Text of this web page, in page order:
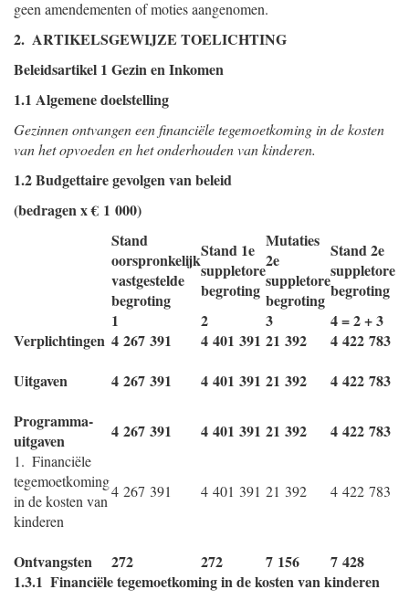
geen amendementen of moties aangenomen.
2. ARTIKELSGEWIJZE TOELICHTING
Beleidsartikel 1 Gezin en Inkomen
1.1 Algemene doelstelling
Gezinnen ontvangen een financiële tegemoetkoming in de kosten
van het opvoeden en het onderhouden van kinderen.
1.2 Budgettaire gevolgen van beleid
(bedragen x € 1 000)
Stand
oorspronkelijk
vastgestelde
begroting
Stand 1e
suppletore
begroting
Mutaties
2e
suppletore
begroting
Stand 2e
suppletore
begroting
1
2 3
4 = 2 + 3
Verplichtingen 4 267 391 4 401 391 21 392
4 422 783
Uitgaven
4 267 391 4 401 391 21 392
4 422 783
Programma-
uitgaven
4 267 391 4 401 391 21 392 4 422 783
1. Financiële
tegemoetkoming
in de kosten van
kinderen
4 267 391 4 401 391 21 392 4 422 783
Ontvangsten 272 272 7 156
7 428
1.3.1 Financiële tegemoetkoming in de kosten van kinderen